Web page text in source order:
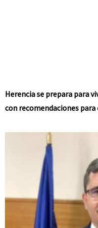
Herencia se prepara para
con recomendaciones